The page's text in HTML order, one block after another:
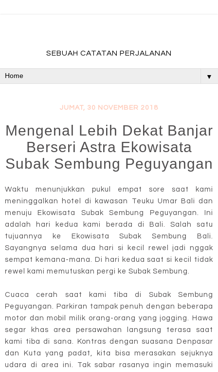
SEBUAH CATATAN PERJALANAN
▼
JUMAT, 30 NOVEMBER 2018
Mengenal Lebih Dekat Banjar
Berseri Astra Ekowisata
Subak Sembung Peguyangan
Waktu menunjukkan pukul empat sore saat kami
meninggalkan hotel di kawasan Teuku Umar Bali dan
menuju Ekowisata Subak Sembung Peguyangan. Ini
adalah hari kedua kami berada di Bali. Salah satu
tujuannya ke Ekowisata Subak Sembung Bali.
Sayangnya selama dua hari si kecil rewel jadi nggak
sempat kemana-mana. Di hari kedua saat si kecil tidak
rewel kami memutuskan pergi ke Subak Sembung.
Cuaca cerah saat kami tiba di Subak Sembung
Peguyangan. Parkiran tampak penuh dengan beberapa
motor dan mobil milik orang-orang yang jogging. Hawa
segar khas area persawahan langsung terasa saat
kami tiba di sana. Kontras dengan suasana Denpasar
dan Kuta yang padat, kita bisa merasakan sejuknya
udara di area ini. Tak sabar rasanya ingin memasuki